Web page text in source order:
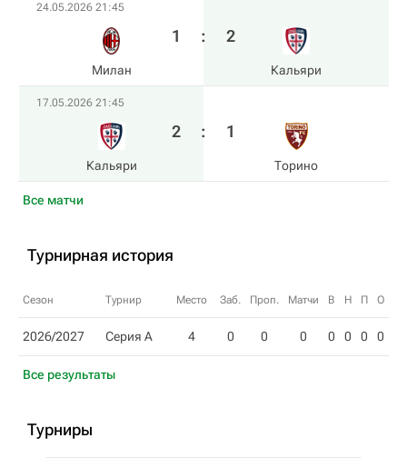
Все матчи
24.05.2026 21:45
Милан
1 : 2
Кальяри
17.05.2026 21:45
Кальяри
2 : 1
Торино
Турнирная история
Сезон Турнир Место Заб. Проп. Матчи В Н П О
2026/2027 Серия А 4 0 0 0 0 0 0 0
Все результаты
Турниры